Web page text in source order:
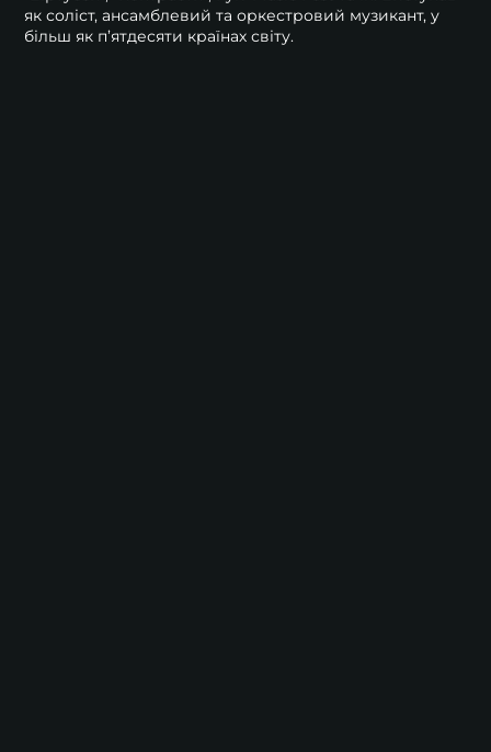
як соліст, ансамблевий та оркестровий музикант, у
більш як п’ятдесяти країнах світу.